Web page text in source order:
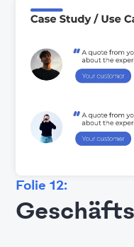
Folie 12: